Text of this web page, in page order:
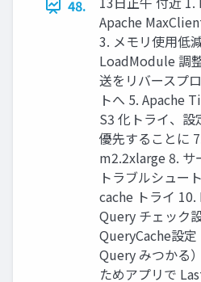
48.
Apache
3. メモリ使用低
LoadModule 調
送をリバースプ
トへ 5. Apache
S3 化トライ、設
優先することに
m2.2xlarge 8. サ
トラブルシュー
cache トライ
Query チェック
QueryCache設
Query みつかる
ためアプリで